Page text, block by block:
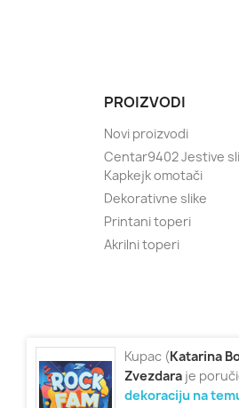
PROIZVODI
Novi proizvodi
Centar9402 Jestive
Kapkejk omotači
Dekorativne slike
Printani toperi
Akrilni toperi
Kupac (Katarina
Zvezdara je
dekoraciju na